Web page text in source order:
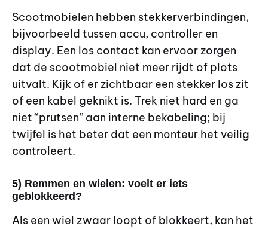
Scootmobielen hebben stekkerverbindingen,
bijvoorbeeld tussen accu, controller en
display. Een los contact kan ervoor zorgen
dat de scootmobiel niet meer rijdt of plots
uitvalt. Kijk of er zichtbaar een stekker los zit
of een kabel geknikt is. Trek niet hard en ga
niet “prutsen” aan interne bekabeling; bij
twijfel is het beter dat een monteur het veilig
controleert.
5) Remmen en wielen: voelt er iets
geblokkeerd?
Als een wiel zwaar loopt of blokkeert, kan het